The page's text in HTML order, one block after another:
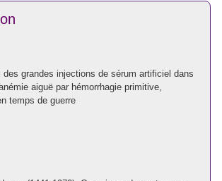
des grandes injections de sérum artificiel dans
aiguë par hémorrhagie primitive,
temps de guerre